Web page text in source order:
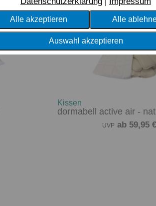
Alle akzeptieren Alle
Auswahl akzeptieren
Kissen
dormabell active air -
UVP ab 59,95 €